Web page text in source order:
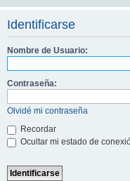
Identificarse
Nombre de Usuario:
Contraseña:
Olvidé mi contraseña
Recordar
Ocultar mi estado de